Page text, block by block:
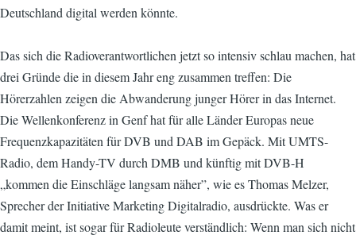
Deutschland digital werden könnte.
Das sich die Radioverantwortlichen jetzt so intensiv schlau machen, hat
drei Gründe die in diesem Jahr eng zusammen treffen: Die
Hörerzahlen zeigen die Abwanderung junger Hörer in das Internet.
Die Wellenkonferenz in Genf hat für alle Länder Europas neue
Frequenzkapazitäten für DVB und DAB im Gepäck. Mit UMTS-
Radio, dem Handy-TV durch DMB und künftig mit DVB-H
„kommen die Einschläge langsam näher”, wie es Thomas Melzer,
Sprecher der Initiative Marketing Digitalradio, ausdrückte. Was er
damit meint, ist sogar für Radioleute verständlich: Wenn man sich nicht